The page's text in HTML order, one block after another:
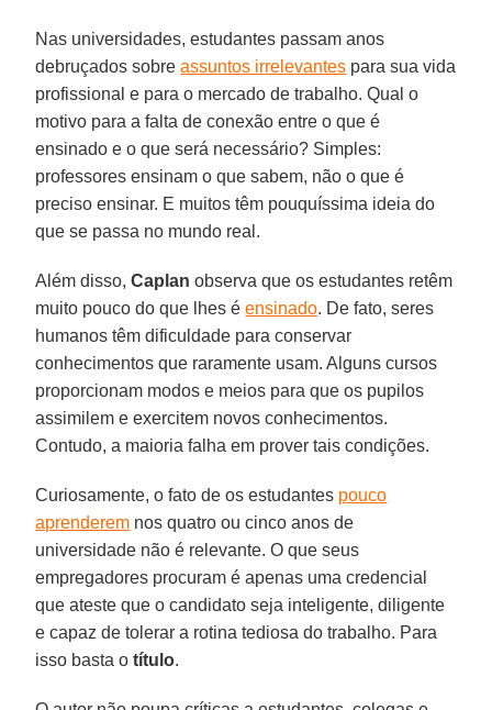
Nas universidades, estudantes passam anos
debruçados sobreassuntos irrelevantes para sua vida
profissional e para o mercado de trabalho. Qual o
motivo para a falta de conexão entre o que é
ensinado e o que será necessário? Simples:
professores ensinam o que sabem, não o que é
preciso ensinar. E muitos têm pouquíssima ideia do
que se passa no mundo real.
Além disso,Caplan observa que os estudantes retêm
muito pouco do que lhes éensinado. De fato, seres
humanos têm dificuldade para conservar
conhecimentos que raramente usam. Alguns cursos
proporcionam modos e meios para que os pupilos
assimilem e exercitem novos conhecimentos.
Contudo, a maioria falha em prover tais condições.
Curiosamente, o fato de os estudantes pouco
aprenderem nos quatro ou cinco anos de
universidade não é relevante. O que seus
empregadores procuram é apenas uma credencial
que ateste que o candidato seja inteligente, diligente
e capaz de tolerar a rotina tediosa do trabalho. Para
isso basta otítulo.